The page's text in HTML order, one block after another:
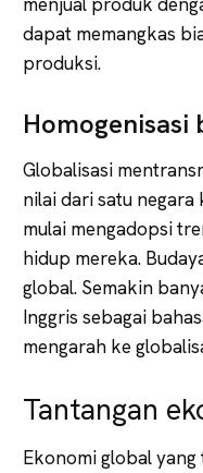
dapat memangkas
produksi.
Homogenisasi
Globalisasi
nilai dari satu negara
mulai mengadopsi
hidup mereka.
global. Semakin
Inggris sebagai
mengarah ke
Tantangan
Ekonomi global